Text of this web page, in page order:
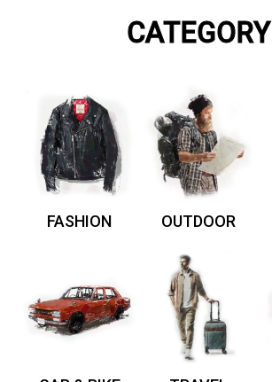
CATEGORY
FASHION OUTDOOR